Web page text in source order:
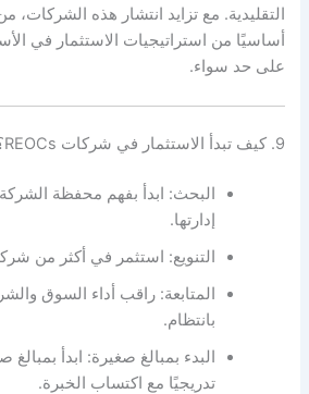
التقليدية. مع تزايد انتشار هذه الشركات،
أساسيًا من استراتيجيات الاستثمار في
على حد سواء.
9. كيف تبدأ الاستثمار في شركات REOCs؟
البحث: ابدأ بفهم محفظة الشركة
إدارتها.
التنويع: استثمر في أكثر من
المتابعة: راقب أداء السوق
بانتظام.
البدء بمبالغ صغيرة: ابدأ
تدريجيًا مع اكتساب الخبرة.